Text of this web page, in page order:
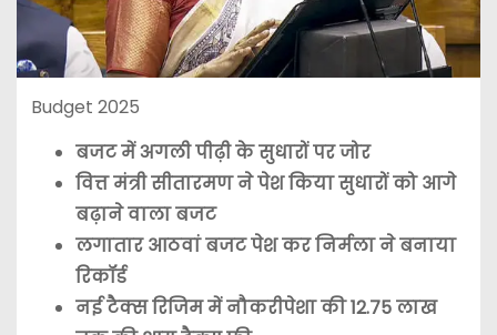
Budget 2025
बजट में अगली पीढ़ी के सुधारों पर जोर
वित्त मंत्री सीतारमण ने पेश किया सुधारों को आगे
बढ़ाने वाला बजट
लगातार आठवां बजट पेश कर निर्मला ने बनाया
रिकॉर्ड
नई टैक्स रिजिम में नौकरीपेशा की 12.75 लाख